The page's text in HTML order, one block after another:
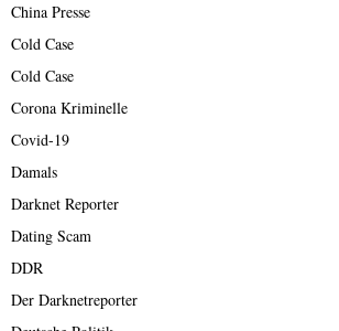
China Presse
Cold Case
Cold Case
Corona Kriminelle
Covid-19
Damals
Darknet Reporter
Dating Scam
DDR
Der Darknetreporter